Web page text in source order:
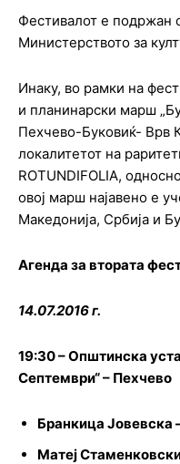
Фестивалот е подржан
Министерството за
Инаку, во рамки на
и планинарски марш
Пехчево-Буковиќ- Врв
локалитетот на
ROTUNDIFOLIA,
овој марш најавено е
Македонија, Србија и
Агенда за втората
14.07.2016 г.
19:30 – Општинска
Септември“ – Пехчево
Бранкица Јовевска
Матеј